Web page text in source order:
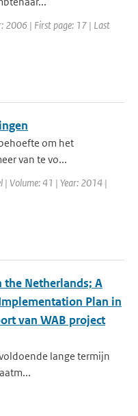
2006 | First page: 17 | Last
om het
van te vo...
| Volume: 41 | Year: 2014 |
Netherlands; A
Plan in
van WAB project
lange termijn